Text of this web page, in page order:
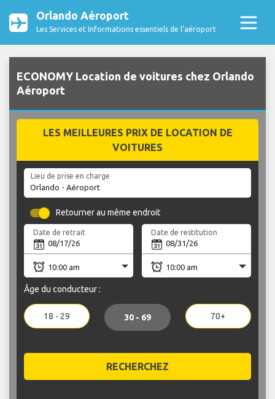
Orlando Aéroport
Les Services et Informations essentiels de l’aéroport
ECONOMY Location de voitures chez Orlando
Aéroport
LES MEILLEURES PRIX DE LOCATION DE
VOITURES
Lieu de prise en charge
Retourner au même endroit
Date de retrait Date de restitution
Âge du conducteur :
18 - 29 30 - 69 70+
RECHERCHEZ